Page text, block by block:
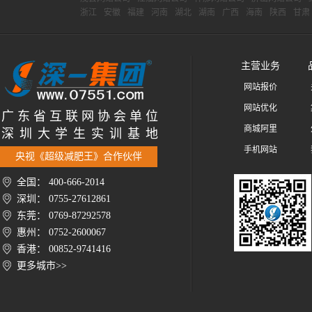
浙江
安徽 福建 河南 湖北 湖南 广西 海南 陕西 甘肃
广 东 省 互 联 网 协 会 单 位
深 圳 大 学 生 实 训 基 地
央视《超级减肥王》合作伙伴
全国： 400-666-2014
深圳： 0755-27612861
东莞： 0769-87292578
惠州： 0752-2600067
香港： 00852-9741416
更多城市>>
主营业务
网站报价
网站优化
商城阿里
手机网站